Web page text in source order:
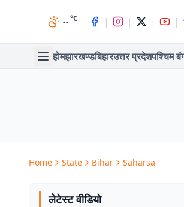
--°C | | | |
होमझारखण्डबिहारउत्तर प्रदेशपश्चिम
Home State Bihar Saharsa
लेटेस्ट वीडियो